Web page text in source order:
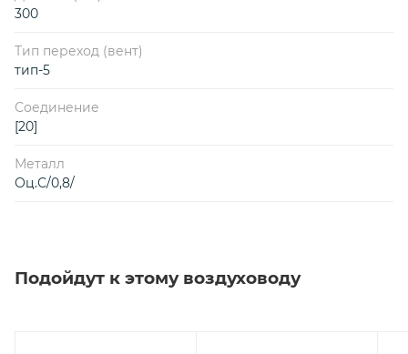
300
Тип переход (вент)
тип-5
Соединение
[20]
Металл
Оц.С/0,8/
Подойдут к этому воздуховоду